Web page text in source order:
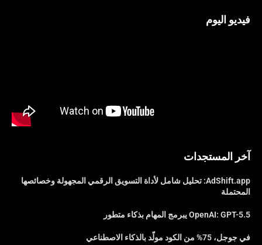
فيديو اليوم
آخر المستجدات
AdShift.app: تحليل شامل لأداة التسويق الرقمي المجهولة وخصائصها
المحتملة
OpenAI: GPT-5.5 يبرمج المهام بذكاء متطور
في جوجل، 75% من الكود مولّد بالذكاء الاصطناعي